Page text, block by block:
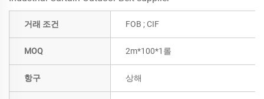
거래 조건 FOB ; CIF
MOQ 2m*100*1롤
항구 상해